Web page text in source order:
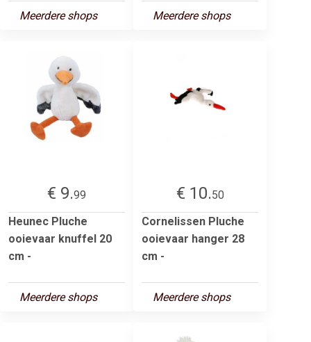
Meerdere shops
Meerdere shops
€ 9.99
Heunec Pluche
ooievaar knuffel 20
cm -
Meerdere shops
€ 10.50
Cornelissen Pluche
ooievaar hanger 28
cm -
Meerdere shops